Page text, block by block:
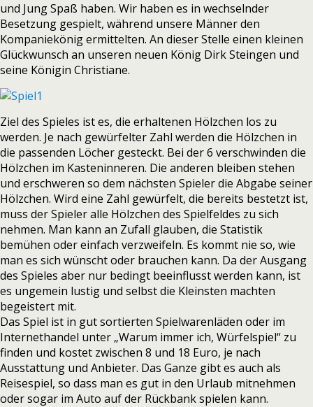
und Jung Spaß haben. Wir haben es in wechselnder
Besetzung gespielt, während unsere Männer den
Kompaniekönig ermittelten. An dieser Stelle einen kleinen
Glückwunsch an unseren neuen König Dirk Steingen und
seine Königin Christiane.
Ziel des Spieles ist es, die erhaltenen Hölzchen los zu
werden. Je nach gewürfelter Zahl werden die Hölzchen in
die passenden Löcher gesteckt. Bei der 6 verschwinden die
Hölzchen im Kasteninneren. Die anderen bleiben stehen
und erschweren so dem nächsten Spieler die Abgabe seiner
Hölzchen. Wird eine Zahl gewürfelt, die bereits bestetzt ist,
muss der Spieler alle Hölzchen des Spielfeldes zu sich
nehmen. Man kann an Zufall glauben, die Statistik
bemühen oder einfach verzweifeln. Es kommt nie so, wie
man es sich wünscht oder brauchen kann. Da der Ausgang
des Spieles aber nur bedingt beeinflusst werden kann, ist
es ungemein lustig und selbst die Kleinsten machten
begeistert mit.
Das Spiel ist in gut sortierten Spielwarenläden oder im
Internethandel unter „Warum immer ich, Würfelspiel“ zu
finden und kostet zwischen 8 und 18 Euro, je nach
Ausstattung und Anbieter. Das Ganze gibt es auch als
Reisespiel, so dass man es gut in den Urlaub mitnehmen
oder sogar im Auto auf der Rückbank spielen kann.